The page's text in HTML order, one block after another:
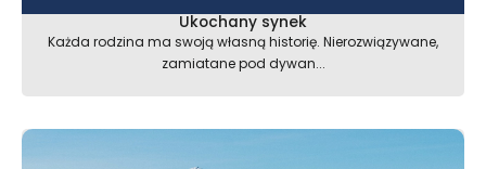
Ukochany synek
Każda rodzina ma swoją własną historię. Nierozwiązywane,
zamiatane pod dywan...